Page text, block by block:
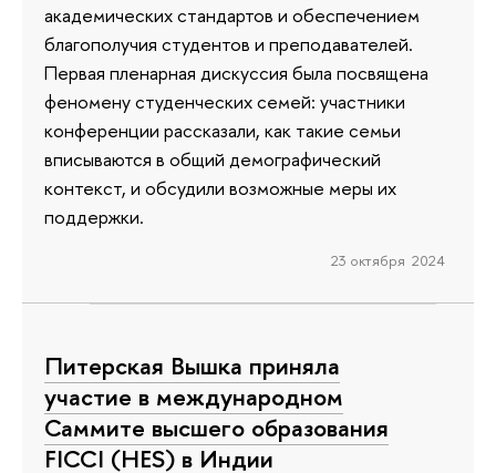
академических стандартов и обеспечением
благополучия студентов и преподавателей.
Первая пленарная дискуссия была посвящена
феномену студенческих семей: участники
конференции рассказали, как такие семьи
вписываются в общий демографический
контекст, и обсудили возможные меры их
поддержки.
23 октября 2024
Питерская Вышка приняла
участие в международном
Саммите высшего образования
FICCI (HES) в Индии